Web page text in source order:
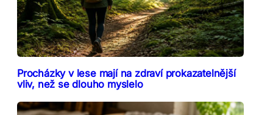
Procházky v lese mají na zdraví prokazatelnější
vliv, než se dlouho myslelo